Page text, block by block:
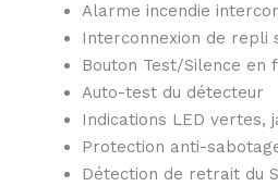
Alarme incendie
Interconnexion de repli
Bouton Test/Silence en
Auto-test du détecteur
Indications LED vertes,
Protection anti-
Détection de retrait du